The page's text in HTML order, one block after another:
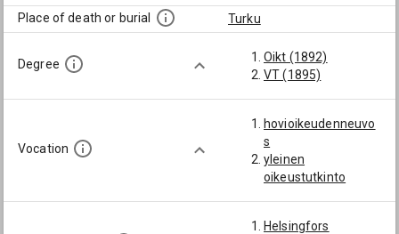
Place of death or burial
Turku
Degree
Oikt (1892)
VT (1895)
Vocation
hovioikeudenneuvo
s
yleinen
oikeustutkinto
Helsingfors